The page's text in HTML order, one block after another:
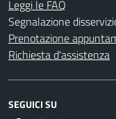
Leggi le FAQ
Segnalazione
Prenotazione
Richiesta d'assistenza
SEGUICI SU